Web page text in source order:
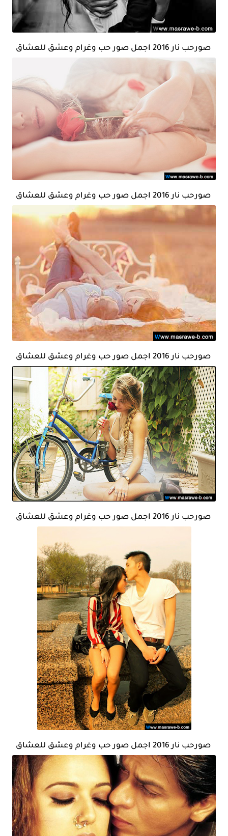
صورحب نار 2016 اجمل صور حب وغرام وعشق للعشاق
صورحب نار 2016 اجمل صور حب وغرام وعشق للعشاق
صورحب نار 2016 اجمل صور حب وغرام وعشق للعشاق
صورحب نار 2016 اجمل صور حب وغرام وعشق للعشاق
صورحب نار 2016 اجمل صور حب وغرام وعشق للعشاق